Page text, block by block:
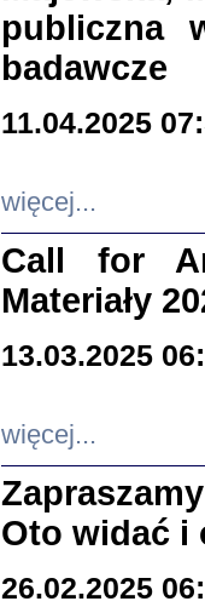
publiczna
badawcze
11.04.2025
więcej...
Call for
Materiały
13.03.2025
więcej...
Oto widać i
26.02.2025